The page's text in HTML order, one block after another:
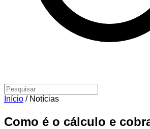
Início / Notícias
Como é o cálculo e